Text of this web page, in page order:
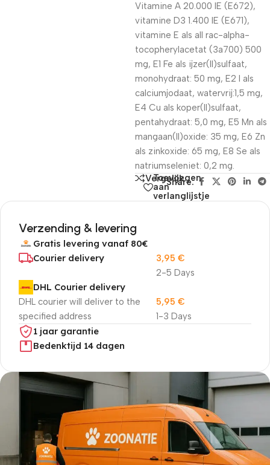
Vitamine A 20.000 IE (E672),
vitamine D3 1.400 IE (E671),
vitamine E als all rac-alpha-
tocopherylacetat (3a700) 500
mg, E1 Fe als ijzer(II)sulfaat,
monohydraat: 50 mg, E2 I als
calciumjodaat, watervrij:1,5 mg,
E4 Cu als koper(II)sulfaat,
pentahydraat: 5,0 mg, E5 Mn als
mangaan(II)oxide: 35 mg, E6 Zn
als zinkoxide: 65 mg, E8 Se als
natriumseleniet: 0,2 mg.
Vergelijk
Toevoegen
aan
verlanglijstje
Share:
Verzending & levering
Gratis levering vanaf 80€
Courier delivery
2-5 Days
3,95 €
DHL Courier delivery
DHL courier will deliver to the
specified address
1-3 Days
5,95 €
1 jaar garantie
Bedenktijd 14 dagen